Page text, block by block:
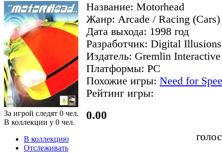
За игрой следят 0 чел.
В коллекции у 0 чел.
В коллекцию
Отслеживать
Название: Motorhead
Жанр: Arcade / Racing
Дата выхода: 1998 год
Разработчик: Digital Illusions
Издатель: Gremlin Interactive
Платформы: PC
Похожие игры: Need for
Рейтинг игры:
0.00